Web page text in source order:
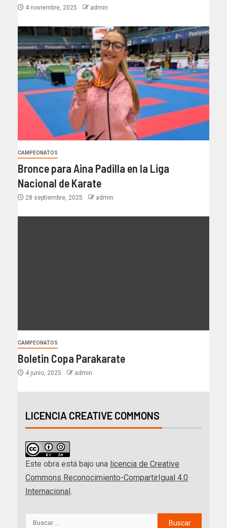
4 noviembre, 2025 admin
CAMPEONATOS
Bronce para Aina Padilla en la Liga
Nacional de Karate
28 septiembre, 2025 admin
CAMPEONATOS
Boletin Copa Parakarate
4 junio, 2025 admin
LICENCIA CREATIVE COMMONS
Este obra está bajo una licencia de Creative
Commons Reconocimiento-CompartirIgual 4.0
Internacional.